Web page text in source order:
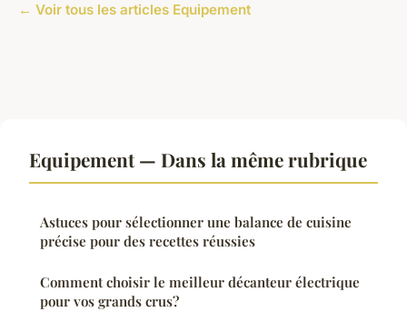
← Voir tous les articles Equipement
Equipement — Dans la même rubrique
Astuces pour sélectionner une balance de cuisine
précise pour des recettes réussies
Comment choisir le meilleur décanteur électrique
pour vos grands crus?